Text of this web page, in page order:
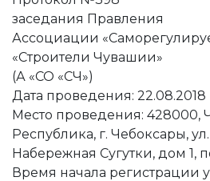
заседания Правления
Ассоциации
«Строители Чувашии»
(А «СО «СЧ»)
Дата проведения: 22.08.2018
Место проведения: 428000,
Республика, г. Чебоксары,
Набережная Сугутки, дом 1,
Время начала регистрации